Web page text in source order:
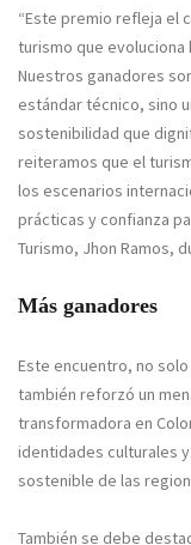
“Este premio refleja el
turismo que evoluciona
Nuestros ganadores
estándar técnico, sino
sostenibilidad que
reiteramos que el
los escenarios
prácticas y confianza
Turismo, Jhon Ramos,
Más ganadores
Este encuentro, no
también reforzó un
transformadora en
identidades culturales
sostenible de las
También se debe